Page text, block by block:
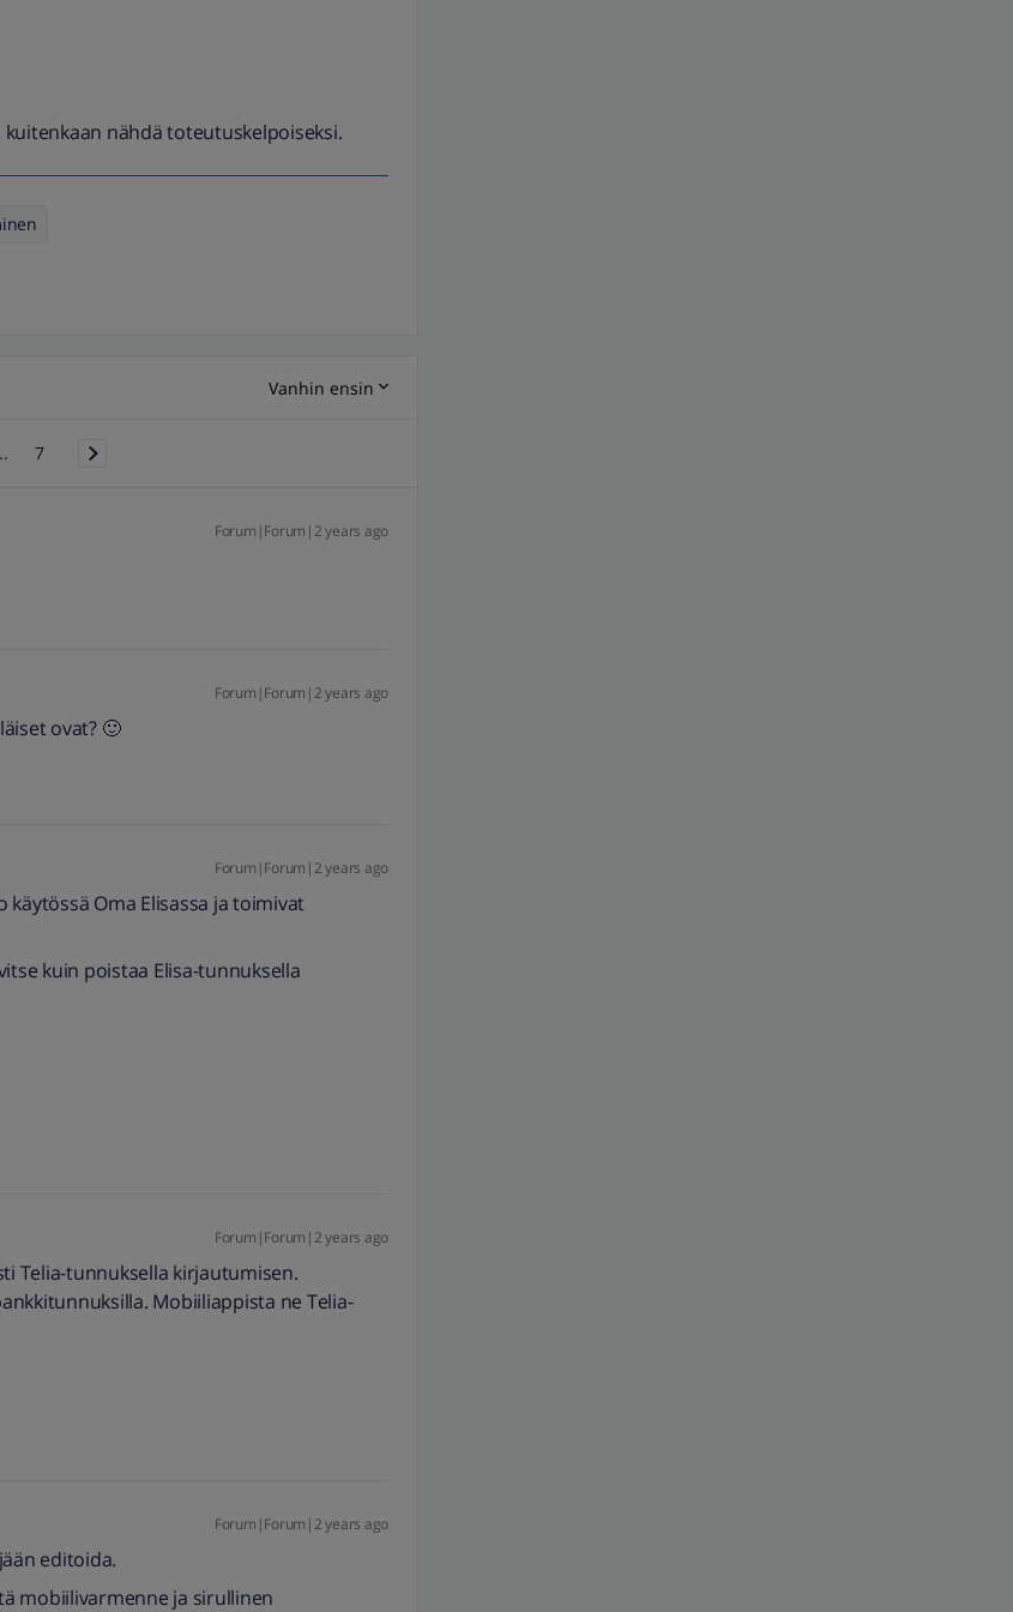
kuitenkaan nähdä toteutuskelpoiseksi.
Vanhin ensin
7
Forum|Forum|2 years ago
Forum|Forum|2 years ago
ovat? 🙂
Forum|Forum|2 years ago
käytössä Oma Elisassa ja toimivat
kuin poistaa Elisa-tunnuksella
Forum|Forum|2 years ago
Telia-tunnuksella kirjautumisen.
Mobiiliappista ne Telia-
Forum|Forum|2 years ago
editoida.
mobiilivarmenne ja sirullinen